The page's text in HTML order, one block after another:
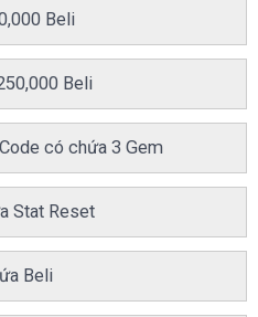
Beli
Beli
có chứa 3 Gem
Stat Reset
Beli